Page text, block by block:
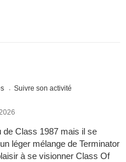
Suivre son activité
de Class 1987 mais il se
léger mélange de Terminator
à se visionner Class Of